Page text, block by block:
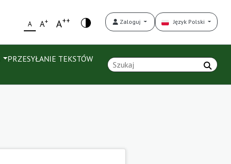
A A+ A++ Zaloguj Język Polski
PRZESYŁANIE TEKSTÓW